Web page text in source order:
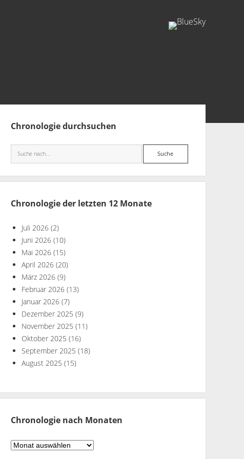
info@aida-archiv.de
Chronologie durchsuchen
Suche
Chronologie der letzten 12 Monate
Juli 2026 (2)
Juni 2026 (10)
Mai 2026 (15)
April 2026 (20)
März 2026 (9)
Februar 2026 (13)
Januar 2026 (7)
Dezember 2025 (9)
November 2025 (11)
Oktober 2025 (16)
September 2025 (18)
August 2025 (15)
Chronologie nach Monaten
Chronologie